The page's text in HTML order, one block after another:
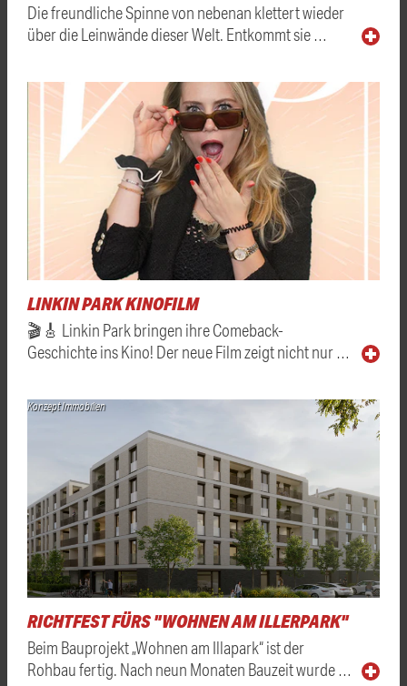
Die freundliche Spinne von nebenan klettert wieder
über die Leinwände dieser Welt. Entkommt sie …
LINKIN PARK KINOFILM
🎬🎸 Linkin Park bringen ihre Comeback-
Geschichte ins Kino! Der neue Film zeigt nicht nur …
Konzept Immobilien
RICHTFEST FÜRS "WOHNEN AM ILLERPARK"
Beim Bauprojekt „Wohnen am Illapark“ ist der
Rohbau fertig. Nach neun Monaten Bauzeit wurde …